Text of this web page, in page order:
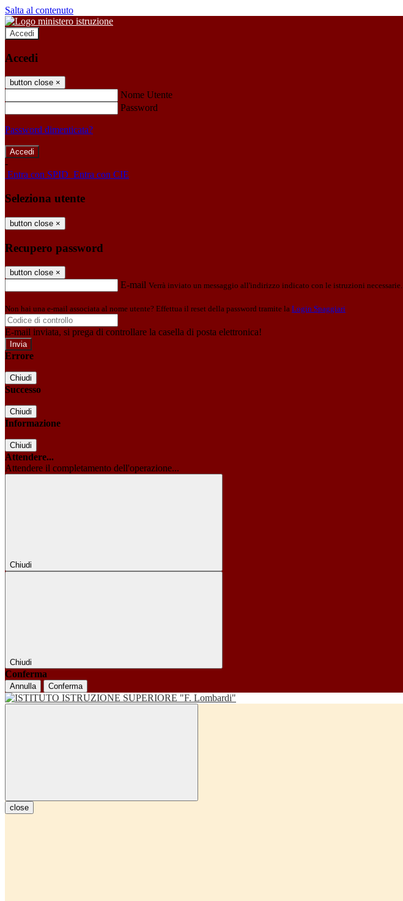
Salta al contenuto
Accedi
Accedi
button close ×
Nome Utente
Password
Password dimenticata?
-
Entra con SPID Entra con CIE
Seleziona utente
button close ×
Recupero password
button close ×
E-mail Verrà inviato un messaggio all'indirizzo indicato con le istruzioni necessarie.
Non hai una e-mail associata al nome utente? Effettua il reset della password tramite la Login Spaggiari
E-mail inviata, si prega di controllare la casella di posta elettronica!
Errore
Chiudi
Successo
Chiudi
Informazione
Chiudi
Attendere...
Attendere il completamento dell'operazione...
Chiudi
Chiudi
Conferma
Annulla Conferma
close